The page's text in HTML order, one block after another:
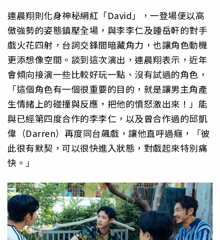
連晨翔則化身神秘網紅「David」，一登場便以高
傲強勢的姿態鎮壓全場，與李李仁及鍾岳軒的對手
戲火花四射，台詞交鋒間暗藏角力，也讓角色動機
更添想像空間。談到這次演出，連晨翔表示，近年
會傾向接演一些比較好玩一點、沒有試過的角色，
「這個角色有一個很重要的目的，就是讓男主角產
生情緒上的碰撞與反應，把他的憤怒激出來！」能
與已經第四度合作的李李仁，以及曾合作過的邱凱
偉（Darren）再度同台飆戲，讓他直呼過癮，「彼
此很有默契，可以很快進入狀態，對戲起來特別痛
快。」